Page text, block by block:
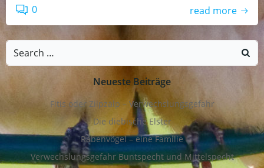
0 read more
Search
for:
Neueste Beiträge
Fitis oder Zilpzalp – Verwechslungsgefahr
Die diebische Elster
Rabenvögel – eine Familie
Verwechslungsgefahr Buntspecht und Mittelspecht